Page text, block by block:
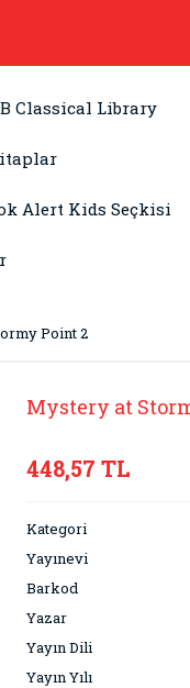
Classical Library
Alert Kids Seçkisi
Point 2
Mystery at
448,57 TL
Kategori
Yayınevi
Barkod
Yazar
Yayın Dili
Yayın Yılı